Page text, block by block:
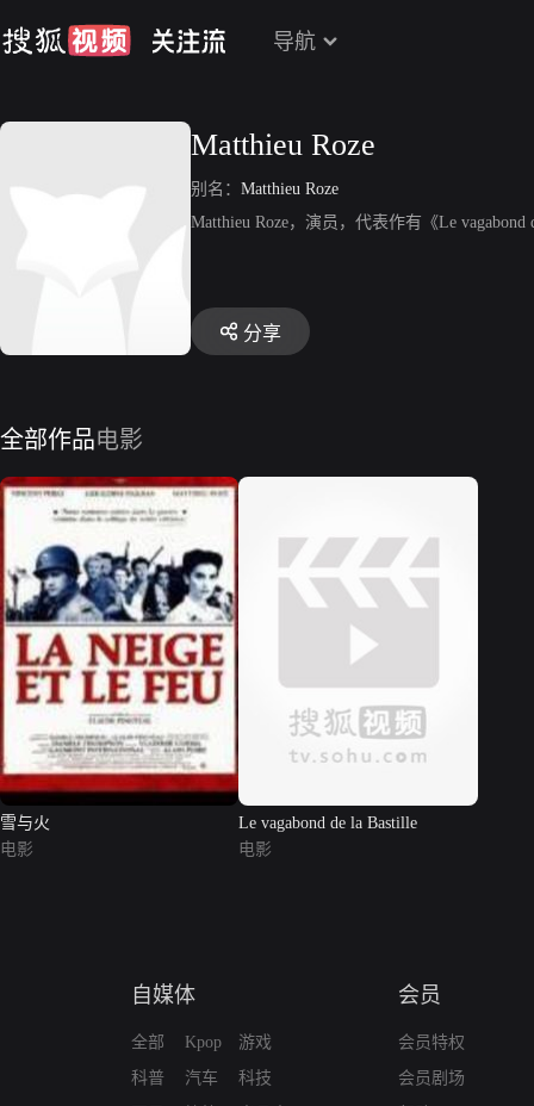
导航
Matthieu Roze
别名： Matthieu Roze
Matthieu Roze，演员，代表作有《Le vagabond
分享
全部作品电影
雪与火
电影
Le vagabond de la Bastille
电影
自媒体
全部
科普
Kpop
汽车
游戏
科技
会员
会员特权
会员剧场